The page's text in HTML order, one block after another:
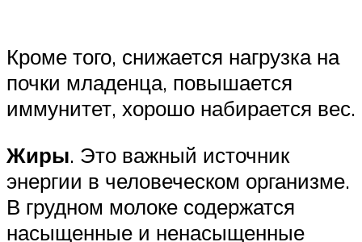
Кроме того, снижается нагрузка на
почки младенца, повышается
иммунитет, хорошо набирается вес.
Жиры. Это важный источник
энергии в человеческом организме.
В грудном молоке содержатся
насыщенные и ненасыщенные